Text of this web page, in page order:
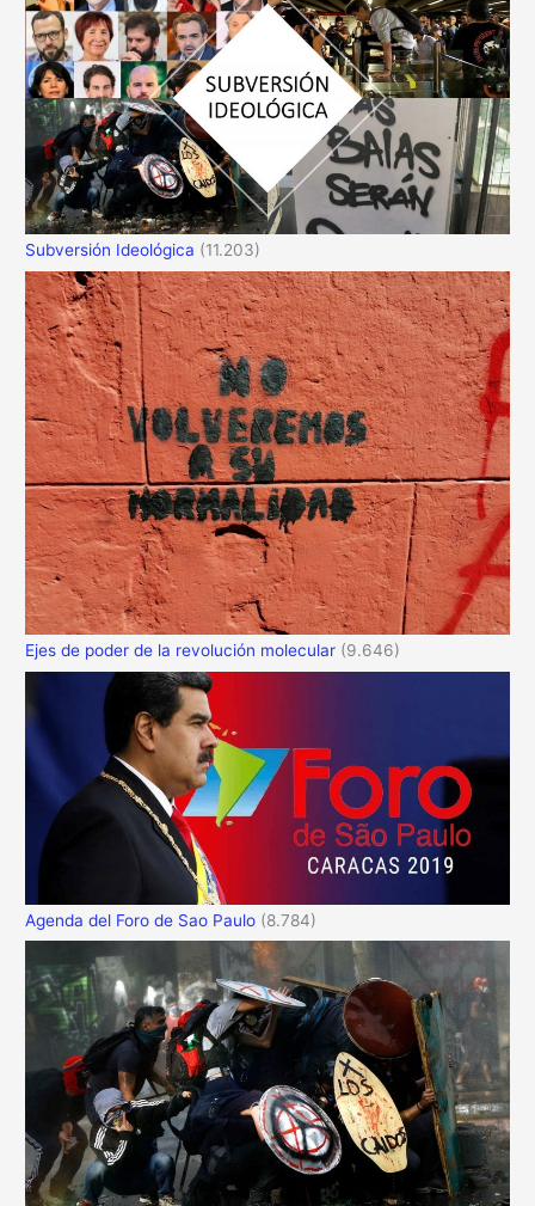
Subversión Ideológica (11.203)
Ejes de poder de la revolución molecular (9.646)
Agenda del Foro de Sao Paulo (8.784)